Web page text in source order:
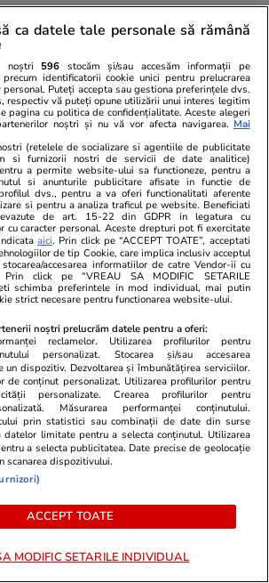
că a
Primăria
„primarul
necâștigător”
Exclusiv
28 iul.
într-o sală
ședința de
| VIDEO
ca datele tale personale să rămână
noștri 596 stocăm și/sau accesăm informații pe
identificatorii cookie unici pentru prelucrarea
personal. Puteți accepta sau gestiona preferințele dvs.
respectiv vă puteți opune utilizării unui interes legitim
pagina cu politica de confidențialitate. Aceste alegeri
noștri și nu vă vor afecta navigarea. Mai
(retelele de socializare si agentiile de publicitate
si furnizorii nostri de servicii de date analitice)
a permite website-ului sa functioneze, pentru a
si anunturile publicitare afisate in functie de
dvs., pentru a va oferi functionalitati aferente
si pentru a analiza traficul pe website. Beneficiati
de art. 15-22 din GDPR in legatura cu
cu caracter personal. Aceste drepturi pot fi exercitate
aici. Prin click pe “ACCEPT TOATE”, acceptati
de tip Cookie, care implica inclusiv acceptul
accesarea informatiilor de catre Vendor-ii cu
Prin click pe “VREAU SA MODIFIC SETARILE
schimba preferintele in mod individual, mai putin
strict necesare pentru functionarea website-ului.
noștri prelucrăm datele pentru a oferi:
reclamelor. Utilizarea profilurilor pentru
personalizat. Stocarea și/sau accesarea
un dispozitiv. Dezvoltarea și îmbunătățirea serviciilor.
de conținut personalizat. Utilizarea profilurilor pentru
personalizate. Crearea profilurilor pentru
Măsurarea performanței conținutului.
prin statistici sau combinații de date din surse
limitate pentru a selecta conținutul. Utilizarea
a selecta publicitatea. Date precise de geolocație
scanarea dispozitivului.
ACCEPT TOATE
MODIFIC SETARILE INDIVIDUAL